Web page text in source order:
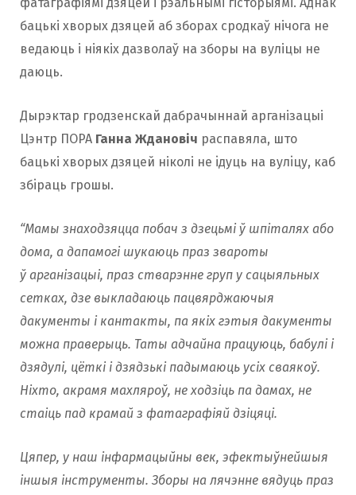
бацькі хворых дзяцей аб зборах сродкаў нічога не
ведаюць і ніякіх дазволаў на зборы на вуліцы не
даюць.
Дырэктар гродзенскай дабрачыннай арганізацыі
Цэнтр ПОРА Ганна Ждановіч распавяла, што
бацькі хворых дзяцей ніколі не iдуць на вулiцу, каб
збiраць грошы.
“Мамы знаходзяцца побач з дзецьмі ў шпіталях або
дома, а дапамогі шукаюць праз звароты
ў арганізацыі, праз стварэнне груп у сацыяльных
сетках, дзе выкладаюць пацвярджаючыя
дакументы і кантакты, па якіх гэтыя дакументы
можна праверыць. Таты адчайна працуюць, бабулі і
дзядулі, цёткі і дзядзькі падымаюць усіх сваякоў.
Ніхто, акрамя махляроў, не ходзіць па дамах, не
cтаіць пад крамай з фатаграфіяй дзіцяці.
Цяпер, у наш інфармацыйны век, эфектыўнейшыя
іншыя інструменты. Зборы на лячэнне вядуць праз